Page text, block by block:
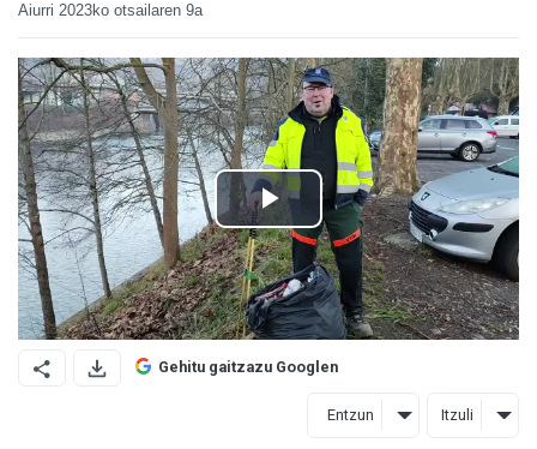
Aiurri 2023ko otsailaren 9a
Gehitu gaitzazu Googlen
Entzun Itzuli